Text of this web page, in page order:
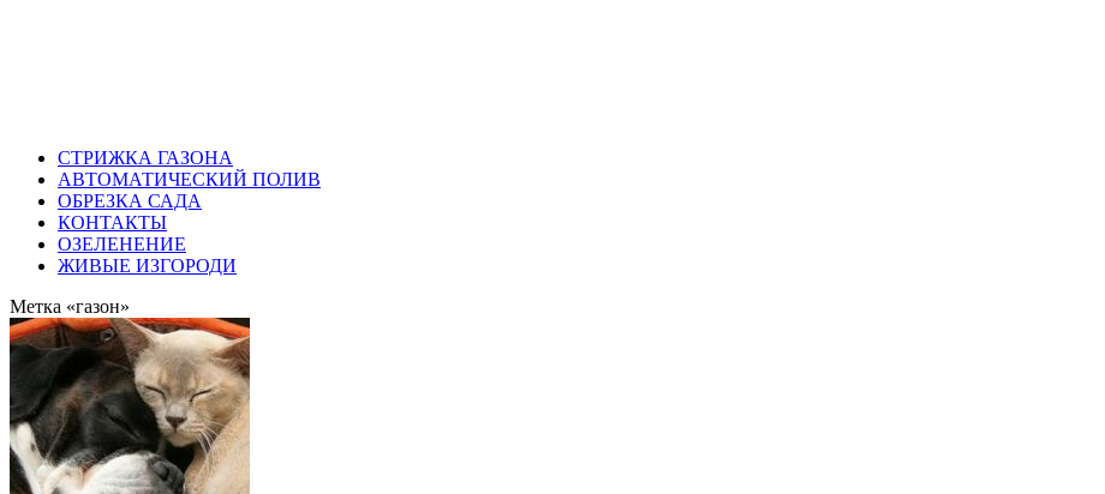
СТРИЖКА ГАЗОНА
АВТОМАТИЧЕСКИЙ ПОЛИВ
ОБРЕЗКА САДА
КОНТАКТЫ
ОЗЕЛЕНЕНИЕ
ЖИВЫЕ ИЗГОРОДИ
Метка «газон»